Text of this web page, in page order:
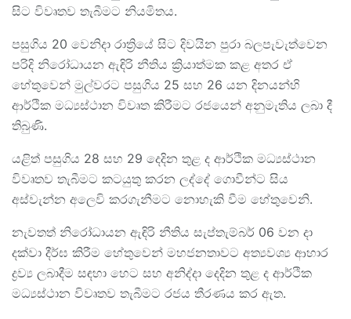
සිට විවෘතව තැබීමට නියමිතය.
පසුගිය 20 වෙනිදා රාත්‍රියේ සිට දිවයින පුරා බලපැවැත්වෙන
පරිදි නිරෝධායන ඇඳිරි නීතිය ක්‍රියාත්මක කළ අතර ඒ
හේතුවෙන් මුල්වරට පසුගිය 25 සහ 26 යන දිනයන්හි
ආර්ථික මධ්‍යස්ථාන විවෘත කිරීමට රජයෙන් අනුමැතිය ලබා දී
තිබුණි.
යළිත් පසුගිය 28 සහ 29 දෙදින තුළ ද ආර්ථික මධ්‍යස්ථාන
විවෘතව තැබීමට කටයුතු කරන ලද්දේ ගොවීන්ට සිය
අස්වැන්න අලෙවි කරගැනීමට නොහැකි වීම හේතුවෙනි.
නැවතත් නිරෝධායන ඇඳිරි නීතිය සැප්තැම්බර් 06 වන දා
දක්වා දීර්ඝ කිරීම හේතුවෙන් මහජනතාවට අත්‍යවශ්‍ය ආහාර
ද්‍රව්‍ය ලබාදීම සඳහා හෙට සහ අනිද්දා දෙදින තුළ ද ආර්ථික
මධ්‍යස්ථාන විවෘතව තැබීමට රජය තීරණය කර ඇත.